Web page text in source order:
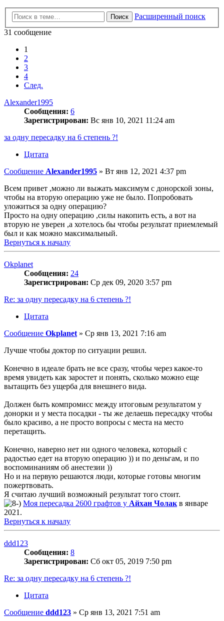
Поиск
Расширенный поиск
31 сообщение
1
2
3
4
След.
Alexander1995
Сообщения: 6
Зарегистрирован: Вс янв 10, 2021 11:24 am
за одну пересадку на 6 степень ?!
Цитата
Сообщение Alexander1995 » Вт янв 12, 2021 4:37 pm
Всем привет ,можно ли выжать максимум с донорской зоны,
чтобы на вторую операцию уже не было. Попробовать
уложиться за одну операцию?
Просто на одну операцию ,силы накопить есть, а вот на
вторую не уверен ,а хотелось бы чтобы результат приемлемый
был и как можно максимальный.
Вернуться к началу
Okplanet
Сообщения: 24
Зарегистрирован: Ср дек 09, 2020 3:57 pm
Re: за одну пересадку на 6 степень ?!
Цитата
Сообщение Okplanet » Ср янв 13, 2021 7:16 am
Лучше чтобы доктор по ситуации решил.
Конечно в идеале брать не все сразу, чтобы через какое-то
время увидеть как заростет и понять, сколько можно еще
вытащить без ущерба для внешнего вида.
Должен быть компромисс между итоговым результатом у
донорки и у места посадки - ты же делаешь пересадку чтобы
было красиво, а не просто вопросы с места на место
перетащить.
Конечно, наверно нет ни одного человека, который с
радостью едет на вторую операцию )) и по деньгам, и по
воспоминаниям об анестезии ))
Но и на первую решаются люди, которые готовы многим
пожертвовать.
Я считаю лучший возможный результат того стоит.
Моя пересадка 2600 графтов у Айхан Чолак в январе
2021.
Вернуться к началу
ddd123
Сообщения: 8
Зарегистрирован: Сб окт 05, 2019 7:50 pm
Re: за одну пересадку на 6 степень ?!
Цитата
Сообщение ddd123 » Ср янв 13, 2021 7:51 am